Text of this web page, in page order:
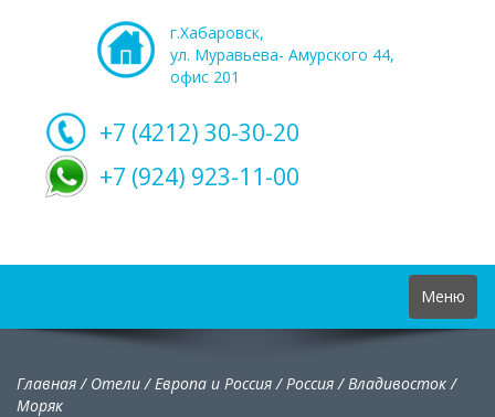
г.Хабаровск,
ул. Муравьева- Амурского 44,
офис 201
+7 (4212) 30-30-20
+7 (924) 923-11-00
Toggle
navigation
Меню
Главная/ Отели/Европа и Россия/Россия/Владивосток /
Моряк